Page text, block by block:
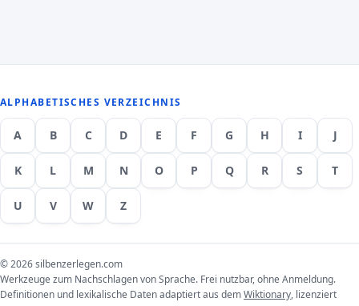
ALPHABETISCHES VERZEICHNIS
A B C D E F G H I J
K L M N O P Q R S T
U V W Z
© 2026 silbenzerlegen.com
Werkzeuge zum Nachschlagen von Sprache. Frei nutzbar, ohne Anmeldung.
Definitionen und lexikalische Daten adaptiert aus demWiktionary, lizenziert